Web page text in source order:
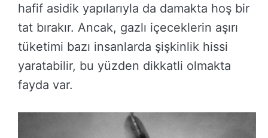
hafif asidik yapılarıyla da damakta hoş bir
tat bırakır. Ancak, gazlı içeceklerin aşırı
tüketimi bazı insanlarda şişkinlik hissi
yaratabilir, bu yüzden dikkatli olmakta
fayda var.